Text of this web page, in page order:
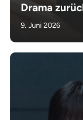
Drama
9. Juni 2026